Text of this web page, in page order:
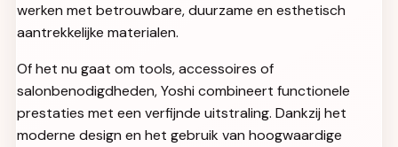
werken met betrouwbare, duurzame en esthetisch
aantrekkelijke materialen.
Of het nu gaat om tools, accessoires of
salonbenodigdheden, Yoshi combineert functionele
prestaties met een verfijnde uitstraling. Dankzij het
moderne design en het gebruik van hoogwaardige